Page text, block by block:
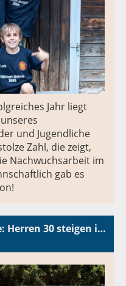
Jahr liegt
und Jugendliche
Zahl, die zeigt,
Nachwuchsarbeit im
gab es
Dritter Meistertitel in Serie: Herren 30 steigen in Landesliga auf